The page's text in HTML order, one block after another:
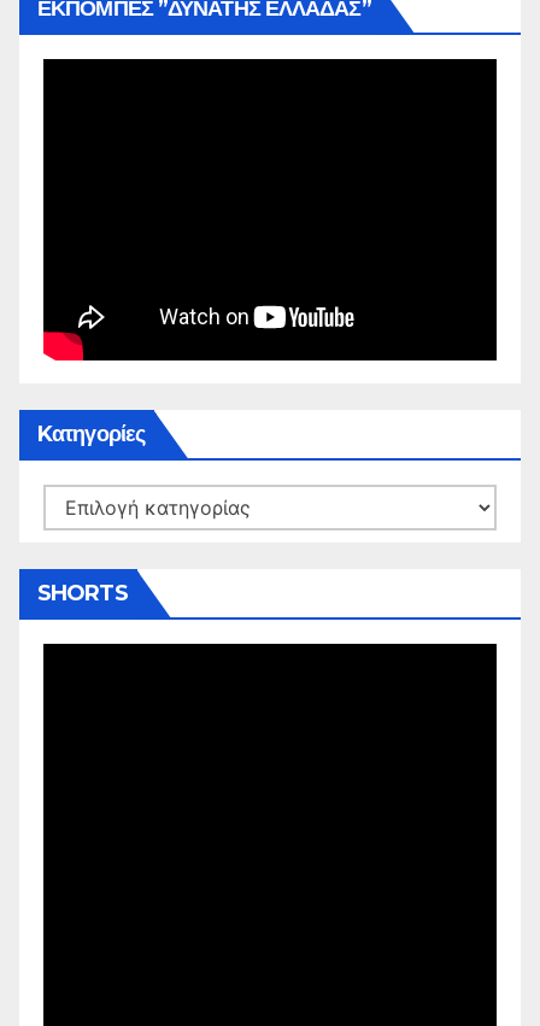
ΕΚΠΟΜΠΕΣ ”ΔΥΝΑΤΗΣ ΕΛΛΑΔΑΣ”
Kατηγορίες
Kατηγορίες
SHORTS